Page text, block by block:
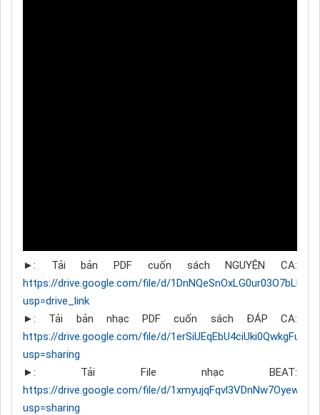
►: Tải bản PDF cuốn sách NGUYỆN CA:
https://drive.google.com/file/d/
usp=drive_link
►: Tải bản nhạc PDF cuốn sách ĐÁP CA:
https://drive.google.com/file/d/
usp=sharing
►: Tải File nhạc BEAT:
https://drive.google.com/file/d/
usp=sharing